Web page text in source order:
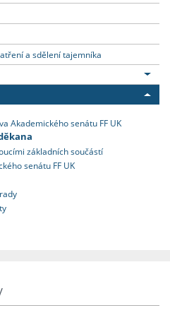
a sdělení tajemníka
Akademického senátu FF UK
základních součástí
senátu FF UK